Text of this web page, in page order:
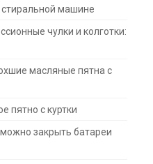
стиральной машине
чулки и колготки:
масляные пятна с
пятно с куртки
закрыть батареи